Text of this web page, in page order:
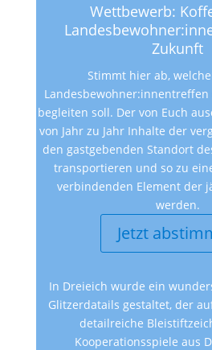
Wettbewerb:
Zukunft
Stimmt hier ab,
Landesbewohner:innentreffen
begleiten soll. Der von Euch
von Jahr zu Jahr Inhalte der
den gastgebenden Standort
transportieren und so zu
verbindenden Element der
werden.
Jetzt
In Dreieich wurde ein
Glitzerdatails gestaltet, der
detailreiche
Kooperationsspiele aus